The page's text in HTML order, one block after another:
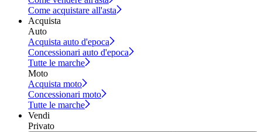
Come acquistare all'asta
Acquista
Auto
Acquista auto d'epoca
Concessionari auto d'epoca
Tutte le marche
Moto
Acquista moto
Concessionari moto
Tutte le marche
Vendi
Privato